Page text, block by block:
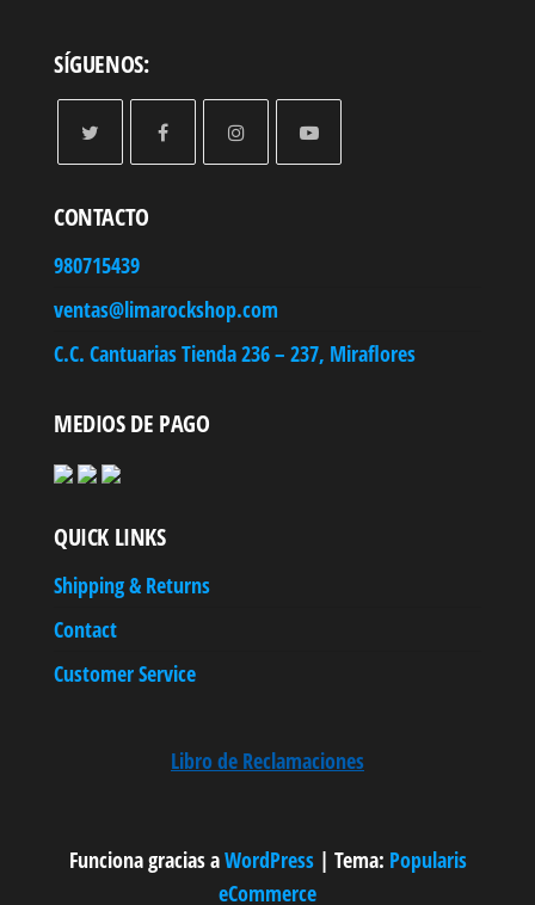
SÍGUENOS:
CONTACTO
980715439
ventas@limarockshop.com
C.C. Cantuarias Tienda 236 – 237, Miraflores
MEDIOS DE PAGO
QUICK LINKS
Shipping & Returns
Contact
Customer Service
Libro de Reclamaciones
Funciona gracias aWordPress | Tema: Popularis
eCommerce